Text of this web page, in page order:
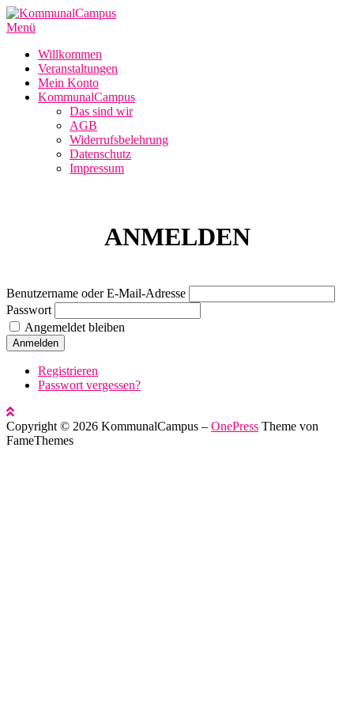
Zum
Inhalt
Menü
Willkommen
Veranstaltungen
Mein Konto
KommunalCampus
Das sind wir
AGB
Widerrufsbelehrung
Datenschutz
Impressum
ANMELDEN
Benutzername oder E-Mail-Adresse
Passwort
Angemeldet bleiben
Anmelden
Registrieren
Passwort vergessen?
Copyright © 2026 KommunalCampus – OnePress Theme von
FameThemes